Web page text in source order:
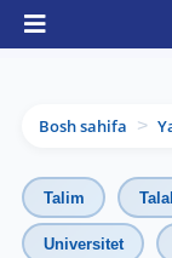
Bosh sahifa >
Talim
Universitet